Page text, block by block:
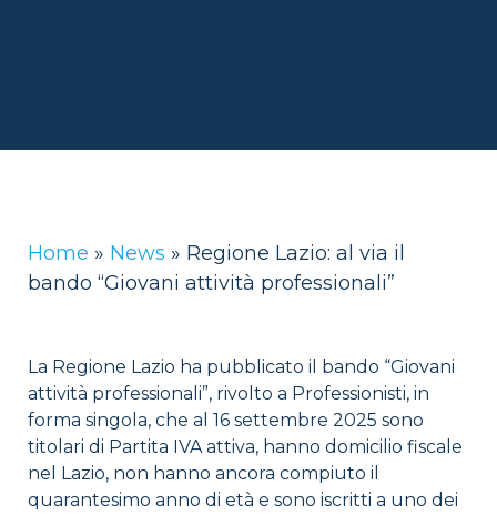
Home » News » Regione Lazio: al via il
bando “Giovani attività professionali”
La Regione Lazio ha pubblicato il bando “Giovani
attività professionali”, rivolto a Professionisti, in
forma singola, che al 16 settembre 2025 sono
titolari di Partita IVA attiva, hanno domicilio fiscale
nel Lazio, non hanno ancora compiuto il
quarantesimo anno di età e sono iscritti a uno dei